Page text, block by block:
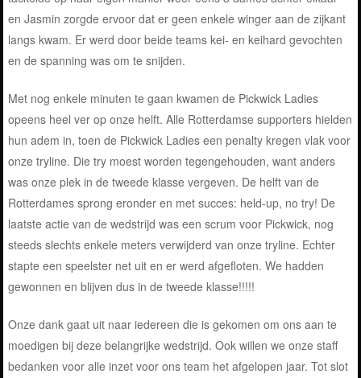
en Jasmin zorgde ervoor dat er geen enkele winger aan de zijkant
langs kwam. Er werd door beide teams kei- en keihard gevochten
en de spanning was om te snijden.
Met nog enkele minuten te gaan kwamen de Pickwick Ladies
opeens heel ver op onze helft. Alle Rotterdamse supporters hielden
hun adem in, toen de Pickwick Ladies een penalty kregen vlak voor
onze tryline. Die try moest worden tegengehouden, want anders
was onze plek in de tweede klasse vergeven. De helft van de
Rotterdames sprong eronder en met succes: held-up, no try! De
laatste actie van de wedstrijd was een scrum voor Pickwick, nog
steeds slechts enkele meters verwijderd van onze tryline. Echter
stapte een speelster net uit en er werd afgefloten. We hadden
gewonnen en blijven dus in de tweede klasse!!!!!
Onze dank gaat uit naar iedereen die is gekomen om ons aan te
moedigen bij deze belangrijke wedstrijd. Ook willen we onze staff
bedanken voor alle inzet voor ons team het afgelopen jaar. Tot slot